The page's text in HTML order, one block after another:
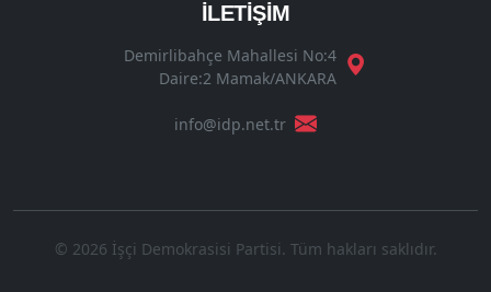
İLETİŞİM
Demirlibahçe Mahallesi No:4
Daire:2 Mamak/ANKARA
info@idp.net.tr
© 2026 İşçi Demokrasisi Partisi. Tüm hakları saklıdır.